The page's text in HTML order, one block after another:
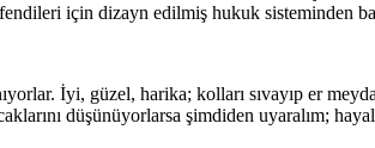
için dizayn edilmiş hukuk sisteminden
İyi, güzel, harika; kolları sıvayıp er
düşünüyorlarsa şimdiden uyaralım;